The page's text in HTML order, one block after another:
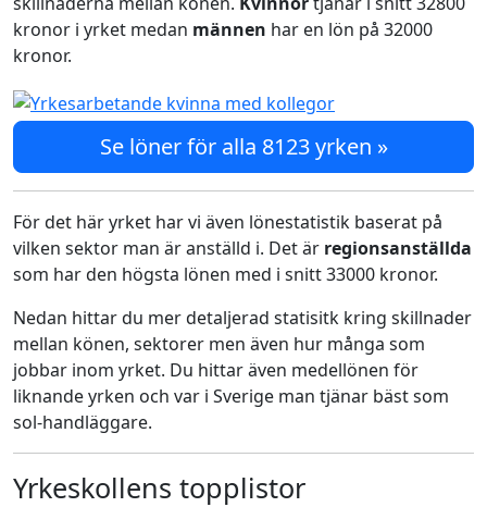
kronor i yrket medan männen har en lön på 32000
kronor.
Se löner för alla 8123 yrken »
För det här yrket har vi även lönestatistik baserat på
vilken sektor man är anställd i. Det är regionsanställda
som har den högsta lönen med i snitt 33000 kronor.
Nedan hittar du mer detaljerad statisitk kring skillnader
mellan könen, sektorer men även hur många som
jobbar inom yrket. Du hittar även medellönen för
liknande yrken och var i Sverige man tjänar bäst som
sol-handläggare.
Yrkeskollens topplistor